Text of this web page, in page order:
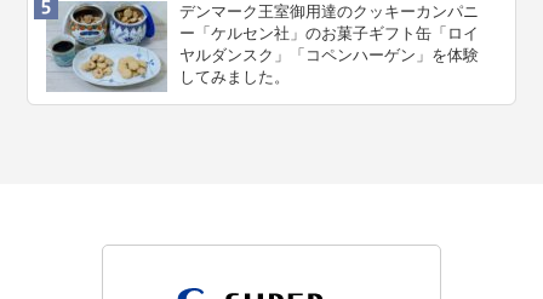
デンマーク王室御用達のクッキーカンパニ
ー「ケルセン社」のお菓子ギフト缶「ロイ
ヤルダンスク」「コペンハーゲン」を体験
してみました。